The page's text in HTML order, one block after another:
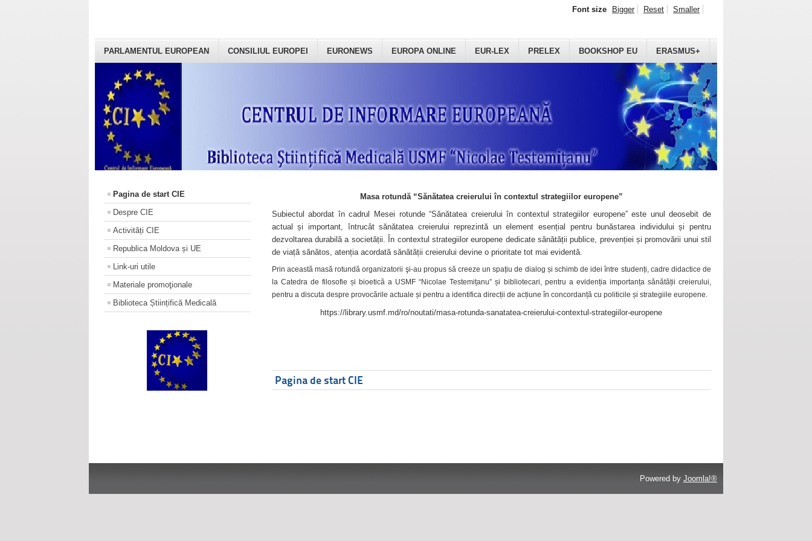
PARLAMENTUL EUROPEAN CONSILIUL EUROPEI EURONEWS EUROPA ONLINE EUR-LEX PRELEX BOOKSHOP EU ERASMUS+
Font size Bigger Reset Smaller
Pagina de start CIE
Despre CIE
Activități CIE
Republica Moldova și UE
Link-uri utile
Materiale promoţionale
Biblioteca Științifică Medicală
Masa rotundă “Sănătatea creierului în contextul strategiilor europene”
Subiectul abordat în cadrul Mesei rotunde “Sănătatea creierului în contextul strategiilor europene” este unul deosebit de
actual și important, întrucât sănătatea creierului reprezintă un element esențial pentru bunăstarea individului și pentru
dezvoltarea durabilă a societății. În contextul strategiilor europene dedicate sănătății publice, prevenției și promovării unui stil
de viață sănătos, atenția acordată sănătății creierului devine o prioritate tot mai evidentă.
Prin această masă rotundă organizatorii şi-au propus să creeze un spațiu de dialog și schimb de idei între studenți, cadre didactice de
la Catedra de filosofie și bioetică a USMF “Nicolae Testemițanu” și bibliotecari, pentru a evidenția importanța sănătății creierului,
pentru a discuta despre provocările actuale și pentru a identifica direcții de acțiune în concordanță cu politicile și strategiile europene.
https://library.usmf.md/ro/noutati/masa-rotunda-sanatatea-creierului-contextul-strategiilor-europene
Pagina de start CIE
Powered by Joomla!®